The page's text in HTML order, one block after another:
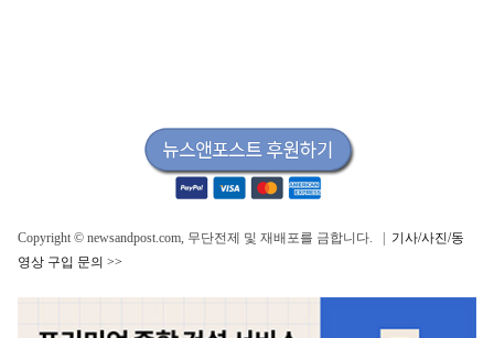
Copyright © newsandpost.com, 무단전제 및 재배포를 금합니다. | 기사/사진/동
영상 구입 문의 >>